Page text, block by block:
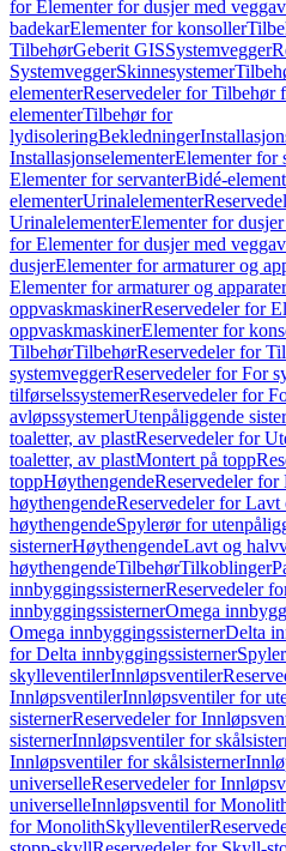
for Elementer for dusjer med
badekarElementer for konsoller
TilbehørGeberit GISSystemvegger
SystemveggerSkinnesystemer
elementerReservedeler for Tilbehør
elementerTilbehør for
lydisoleringBekledninger
InstallasjonselementerElementer for
Elementer for servanterBidé-
elementerUrinalelementer
UrinalelementerElementer for
for Elementer for dusjer med
dusjerElementer for armaturer og
Elementer for armaturer og apparater
oppvaskmaskinerReservedeler for
oppvaskmaskinerElementer for
TilbehørTilbehørReservedeler for
systemveggerReservedeler for For
tilførselssystemerReservedeler for
avløpssystemerUtenpåliggende
toaletter, av plastReservedeler for
toaletter, av plastMontert på topp
toppHøythengendeReservedeler for
høythengendeReservedeler for Lavt
høythengendeSpylerør for
sisternerHøythengendeLavt og
høythengendeTilbehørTilkoblinger
innbyggingssisternerReservedeler
innbyggingssisternerOmega
Omega innbyggingssisternerDelta
for Delta innbyggingssisterner
skylleventilerInnløpsventiler
InnløpsventilerInnløpsventiler for
sisternerReservedeler for
sisternerInnløpsventiler for
Innløpsventiler for skålsisterner
universelleReservedeler for
universelleInnløpsventil for
for MonolithSkylleventiler